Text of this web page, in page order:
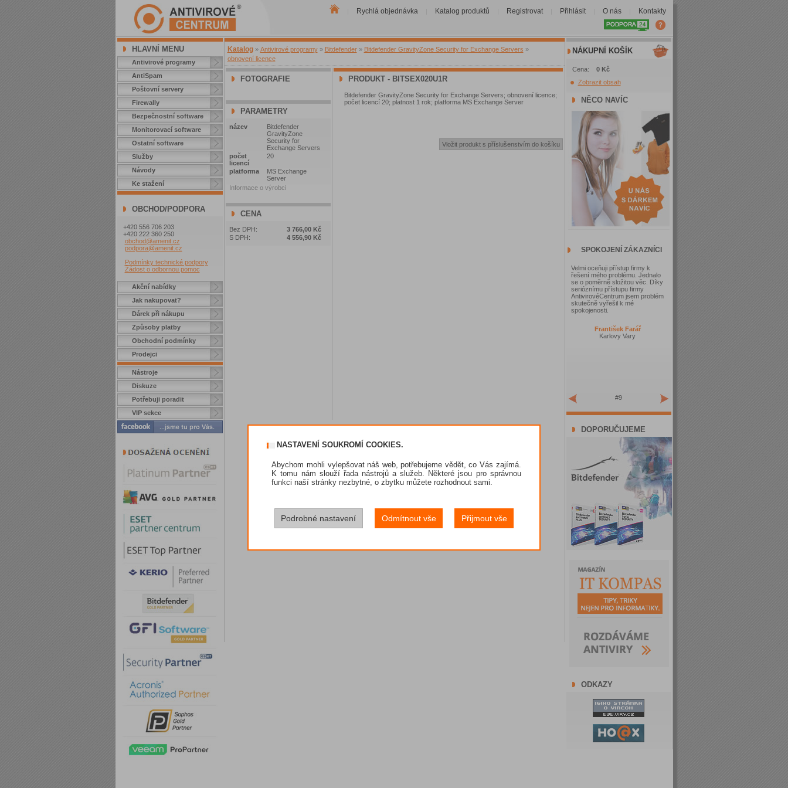
Rychlá objednávka Katalog produktů Registrovat Přihlásit O nás Kontakty
HLAVNÍ MENU
Antivirové programy
AntiSpam
Poštovní servery
Firewally
Bezpečnostní software
Monitorovací software
Ostatní software
Služby
Návody
Ke stažení
OBCHOD/PODPORA
+420 556 706 203
+420 222 360 250
obchod@amenit.cz
podpora@amenit.cz
Podmínky technické podpory
Žádost o odbornou pomoc
Akční nabídky
Jak nakupovat?
Dárek při nákupu
Způsoby platby
Obchodní podmínky
Prodejci
Nástroje
Diskuze
Potřebuji poradit
VIP sekce
Katalog » Antivirové programy » Bitdefender » Bitdefender GravityZone Security for Exchange Servers »
obnovení licence
FOTOGRAFIE
PARAMETRY
název
Bitdefender
GravityZone
Security for
Exchange Servers
počet
licencí
20
platforma
MS Exchange
Server
Informace o výrobci
CENA
Bez DPH:
3 766,00 Kč
S DPH:
4 556,90 Kč
PRODUKT - BITSEX020U1R
Bitdefender GravityZone Security for Exchange Servers; obnovení licence;
počet licencí 20; platnost 1 rok; platforma MS Exchange Server
NÁKUPNÍ KOŠÍK
Cena: 0 Kč
Zobrazit obsah
NĚCO NAVÍC
SPOKOJENÍ ZÁKAZNÍCI
Velmi oceňuji přístup firmy k
řešení mého problému. Jednalo
se o poměrně složitou věc. Díky
serióznímu přístupu firmy
AntivirovéCentrum jsem problém
skutečně vyřešil k mé
spokojenosti.
František Farář
Karlovy Vary
#9
DOPORUČUJEME
ODKAZY
NASTAVENÍ SOUKROMÍ COOKIES.
Abychom mohli vylepšovat náš web, potřebujeme vědět, co Vás zajímá.
K tomu nám slouží řada nástrojů a služeb. Některé jsou pro správnou
funkci naší stránky nezbytné, o zbytku můžete rozhodnout sami.
Podrobné nastavení Odmítnout vše Přijmout vše